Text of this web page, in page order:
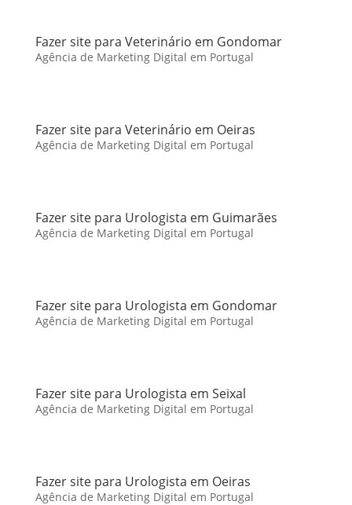
Fazer site para Veterinário em Gondomar
Agência de Marketing Digital em Portugal
Fazer site para Veterinário em Oeiras
Agência de Marketing Digital em Portugal
Fazer site para Urologista em Guimarães
Agência de Marketing Digital em Portugal
Fazer site para Urologista em Gondomar
Agência de Marketing Digital em Portugal
Fazer site para Urologista em Seixal
Agência de Marketing Digital em Portugal
Fazer site para Urologista em Oeiras
Agência de Marketing Digital em Portugal